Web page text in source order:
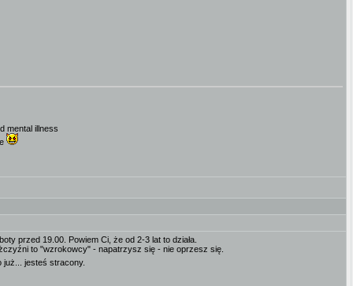
mental illness
przed 19.00. Powiem Ci, że od 2-3 lat to działa.
to "wzrokowcy" - napatrzysz się - nie oprzesz się.
już... jesteś stracony.